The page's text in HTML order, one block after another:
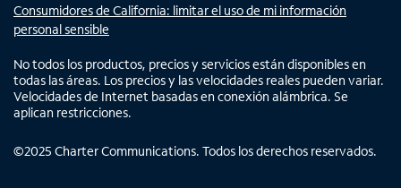
Consumidores de California: limitar el uso de mi información
personal sensible
No todos los productos, precios y servicios están disponibles en
todas las áreas. Los precios y las velocidades reales pueden variar.
Velocidades de Internet basadas en conexión alámbrica. Se
aplican restricciones.
©2025 Charter Communications. Todos los derechos reservados.